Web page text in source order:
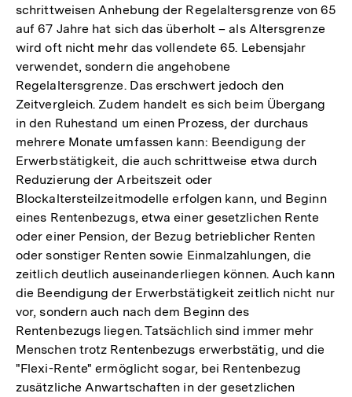
schrittweisen Anhebung der Regelaltersgrenze von 65
auf 67 Jahre hat sich das überholt – als Altersgrenze
wird oft nicht mehr das vollendete 65. Lebensjahr
verwendet, sondern die angehobene
Regelaltersgrenze. Das erschwert jedoch den
Zeitvergleich. Zudem handelt es sich beim Übergang
in den Ruhestand um einen Prozess, der durchaus
mehrere Monate umfassen kann: Beendigung der
Erwerbstätigkeit, die auch schrittweise etwa durch
Reduzierung der Arbeitszeit oder
Blockaltersteilzeitmodelle erfolgen kann, und Beginn
eines Rentenbezugs, etwa einer gesetzlichen Rente
oder einer Pension, der Bezug betrieblicher Renten
oder sonstiger Renten sowie Einmalzahlungen, die
zeitlich deutlich auseinanderliegen können. Auch kann
die Beendigung der Erwerbstätigkeit zeitlich nicht nur
vor, sondern auch nach dem Beginn des
Rentenbezugs liegen. Tatsächlich sind immer mehr
Menschen trotz Rentenbezugs erwerbstätig, und die
"Flexi-Rente" ermöglicht sogar, bei Rentenbezug
zusätzliche Anwartschaften in der gesetzlichen